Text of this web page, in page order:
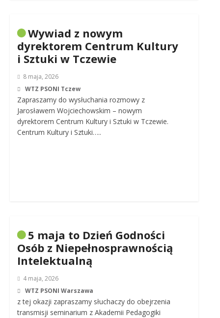
Wywiad z nowym
dyrektorem Centrum Kultury
i Sztuki w Tczewie
8 maja, 2026
WTZ PSONI Tczew
Zapraszamy do wysłuchania rozmowy z
Jarosławem Wojciechowskim – nowym
dyrektorem Centrum Kultury i Sztuki w Tczewie.
Centrum Kultury i Sztuki…..
5 maja to Dzień Godności
Osób z Niepełnosprawnością
Intelektualną
4 maja, 2026
WTZ PSONI Warszawa
z tej okazji zapraszamy słuchaczy do obejrzenia
transmisji seminarium z Akademii Pedagogiki